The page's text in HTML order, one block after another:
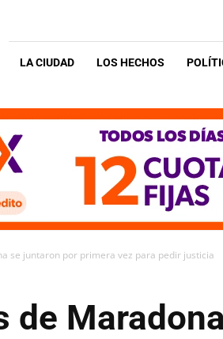
LA CIUDAD LOS HECHOS
se juntaron por primera vez para pedir justicia
de